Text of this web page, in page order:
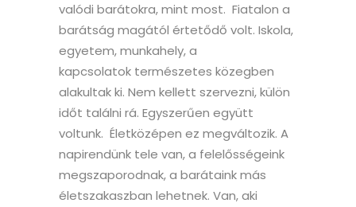
valódi barátokra, mint most. Fiatalon a
barátság magától értetődő volt. Iskola,
egyetem, munkahely, a
kapcsolatok természetes közegben
alakultak ki. Nem kellett szervezni, külön
időt találni rá. Egyszerűen együtt
voltunk. Életközépen ez megváltozik. A
napirendünk tele van, a felelősségeink
megszaporodnak, a barátaink más
életszakaszban lehetnek. Van, aki